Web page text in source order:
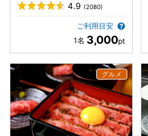
4.9 (2080)
ご利用目安
3,000